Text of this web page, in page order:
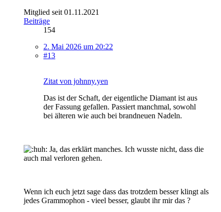
Mitglied seit 01.11.2021
Beiträge
154
2. Mai 2026 um 20:22
#13
Zitat von johnny.yen
Das ist der Schaft, der eigentliche Diamant ist aus
der Fassung gefallen. Passiert manchmal, sowohl
bei älteren wie auch bei brandneuen Nadeln.
Ja, das erklärt manches. Ich wusste nicht, dass die
auch mal verloren gehen.
Wenn ich euch jetzt sage dass das trotzdem besser klingt als
jedes Grammophon - vieel besser, glaubt ihr mir das ?